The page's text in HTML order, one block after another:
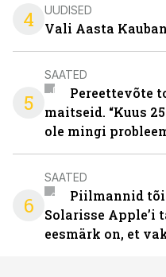
4 UUDISED
Vali Aasta
5
SAATED
Pereettevõte
maitseid. “Kuus
ole mingi
6
SAATED
Piilmannid
Solarisse Apple’i
eesmärk on, et